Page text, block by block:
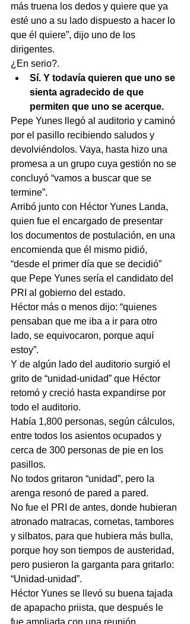
más truena los dedos y quiere que ya
esté uno a su lado dispuesto a hacer lo
que él quiere”, dijo uno de los
dirigentes.
¿En serio?.
Sí. Y todavía quieren que uno se
sienta agradecido de que
permiten que uno se acerque.
Pepe Yunes llegó al auditorio y caminó
por el pasillo recibiendo saludos y
devolviéndolos. Vaya, hasta hizo una
promesa a un grupo cuya gestión no se
concluyó “vamos a buscar que se
termine”.
Arribó junto con Héctor Yunes Landa,
quien fue el encargado de presentar
los documentos de postulación, en una
encomienda que él mismo pidió,
“desde el primer día que se decidió”
que Pepe Yunes sería el candidato del
PRI al gobierno del estado.
Héctor más o menos dijo: “quienes
pensaban que me iba a ir para otro
lado, se equivocaron, porque aquí
estoy”.
Y de algún lado del auditorio surgió el
grito de “unidad-unidad” que Héctor
retomó y creció hasta expandirse por
todo el auditorio.
Había 1,800 personas, según cálculos,
entre todos los asientos ocupados y
cerca de 300 personas de pie en los
pasillos.
No todos gritaron “unidad”, pero la
arenga resonó de pared a pared.
No fue el PRI de antes, donde hubieran
atronado matracas, cornetas, tambores
y silbatos, para que hubiera más bulla,
porque hoy son tiempos de austeridad,
pero pusieron la garganta para gritarlo:
“Unidad-unidad”.
Héctor Yunes se llevó su buena tajada
de apapacho priista, que después le
fue ampliada con una reunión